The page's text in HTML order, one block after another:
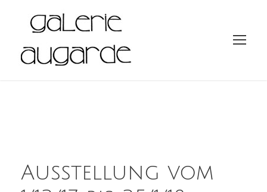
Ausstellung vom